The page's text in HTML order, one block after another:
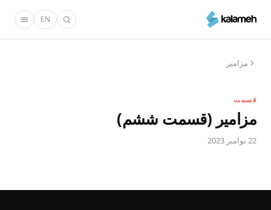
محتوای
EN
مزامیر
قسمت
مزامیر (قسمت ششم)
22 نوامبر 2023